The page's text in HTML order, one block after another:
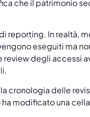
che il patrimonio
reporting. In realtà,
eseguiti ma
review degli accessi
cronologia delle
modificato una